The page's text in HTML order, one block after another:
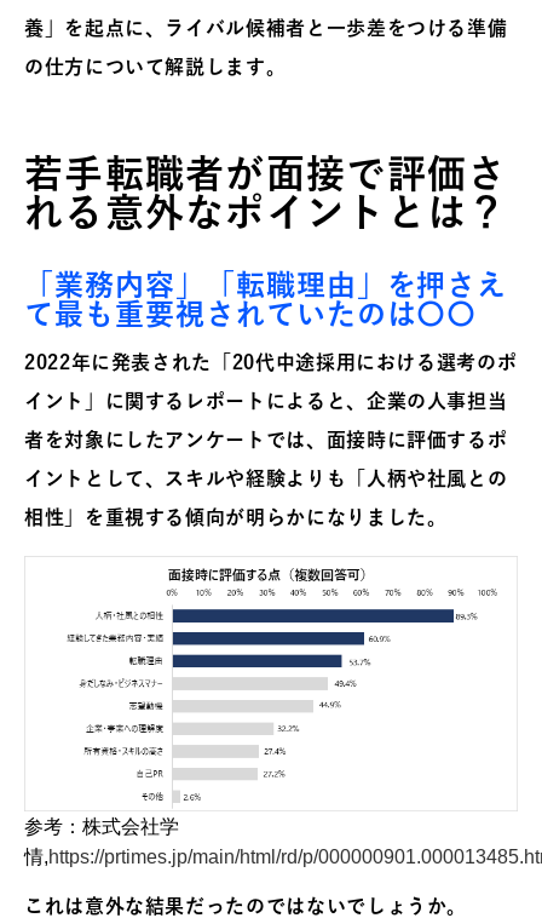
養」を起点に、ライバル候補者と一歩差をつける準備
の仕方について解説します。
若手転職者が面接で評価さ
れる意外なポイントとは？
「業務内容」「転職理由」を押さえ
て最も重要視されていたのは〇〇
2022年に発表された「20代中途採用における選考のポ
イント」に関するレポートによると、企業の人事担当
者を対象にしたアンケートでは、面接時に評価するポ
イントとして、スキルや経験よりも「人柄や社風との
相性」を重視する傾向が明らかになりました。
参考：株式会社学
情,https://prtimes.jp/main/html/rd/p/
これは意外な結果だったのではないでしょうか。